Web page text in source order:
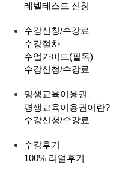
레벨테스트 신청
수강신청/수강료
수강절차
수업가이드(필독)
수강신청/수강료
평생교육이용권
평생교육이용권이란?
수강신청/수강료
수강후기
100% 리얼후기